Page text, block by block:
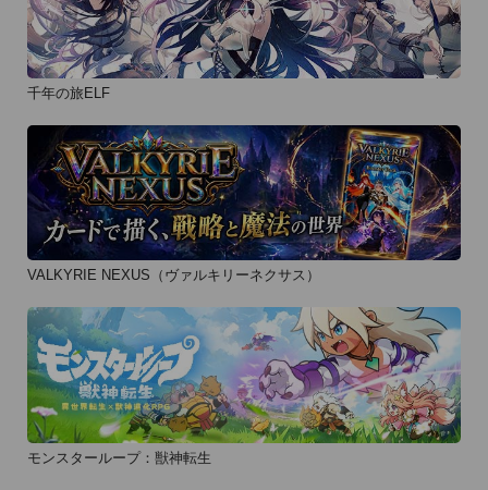
千年の旅ELF
VALKYRIE NEXUS（ヴァルキリーネクサス）
モンスターループ：獣神転生